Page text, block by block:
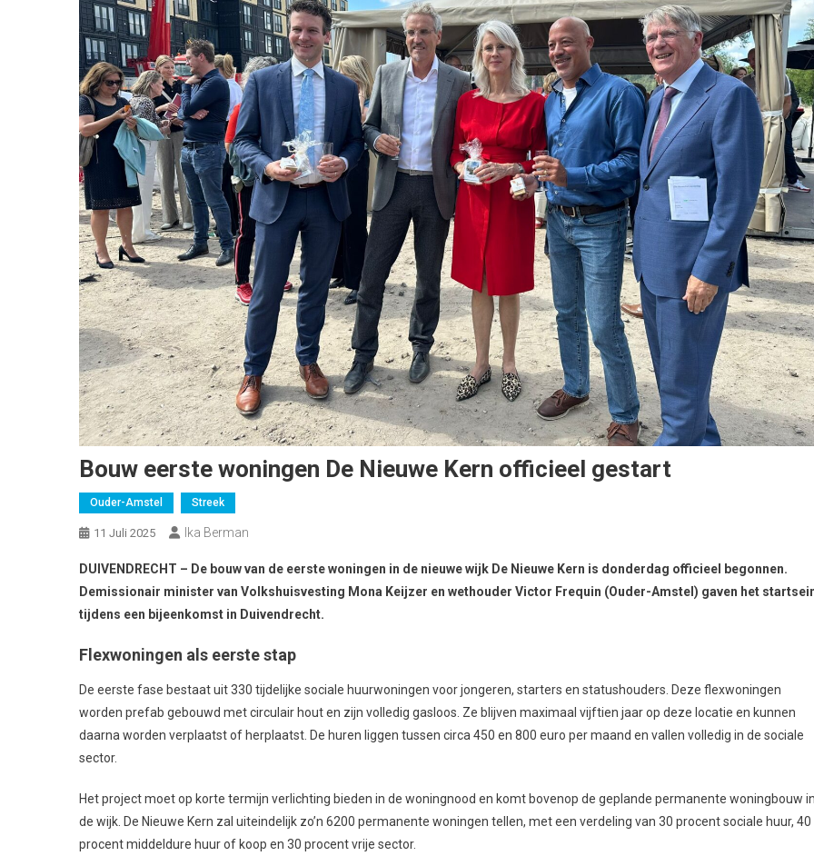
Bouw eerste woningen De Nieuwe Kern officieel gestart
Ouder-Amstel Streek
11 Juli 2025 Ika Berman
DUIVENDRECHT – De bouw van de eerste woningen in de nieuwe wijk De Nieuwe Kern is donderdag officieel begonnen.
Demissionair minister van Volkshuisvesting Mona Keijzer en wethouder Victor Frequin (Ouder-Amstel) gaven het
tijdens een bijeenkomst in Duivendrecht.
Flexwoningen als eerste stap
De eerste fase bestaat uit 330 tijdelijke sociale huurwoningen voor jongeren, starters en statushouders. Deze flexwoningen
worden prefab gebouwd met circulair hout en zijn volledig gasloos. Ze blijven maximaal vijftien jaar op deze locatie en kunnen
daarna worden verplaatst of herplaatst. De huren liggen tussen circa 450 en 800 euro per maand en vallen volledig in de sociale
sector.
Het project moet op korte termijn verlichting bieden in de woningnood en komt bovenop de geplande permanente woningbouw
de wijk. De Nieuwe Kern zal uiteindelijk zo’n 6200 permanente woningen tellen, met een verdeling van 30 procent sociale huur, 40
procent middeldure huur of koop en 30 procent vrije sector.